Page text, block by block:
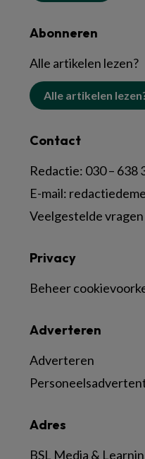
Abonneren
Alle artikelen lezen?
Alle artikelen
Contact
Redactie: 030 – 638
E-mail:
Veelgestelde vragen
Adres
BSL Media &
Adverteren
Adverteren
Privacy
Beheer